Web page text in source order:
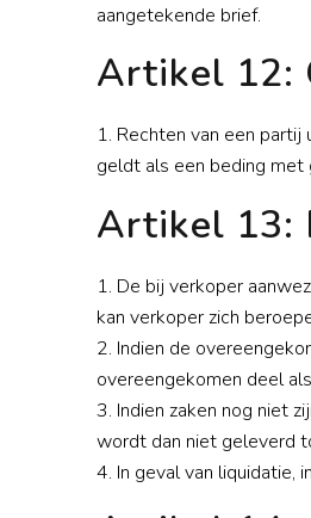
aangetekende brief.
Artikel 12:
1. Rechten van een
geldt als een beding
Artikel 13:
1. De bij verkoper
kan verkoper zich
2. Indien de
overeengekomen deel
3. Indien zaken nog niet
wordt dan niet geleverd
4. In geval van liquidatie,